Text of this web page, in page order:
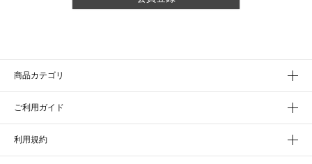
商品カテゴリ
ご利用ガイド
利用規約